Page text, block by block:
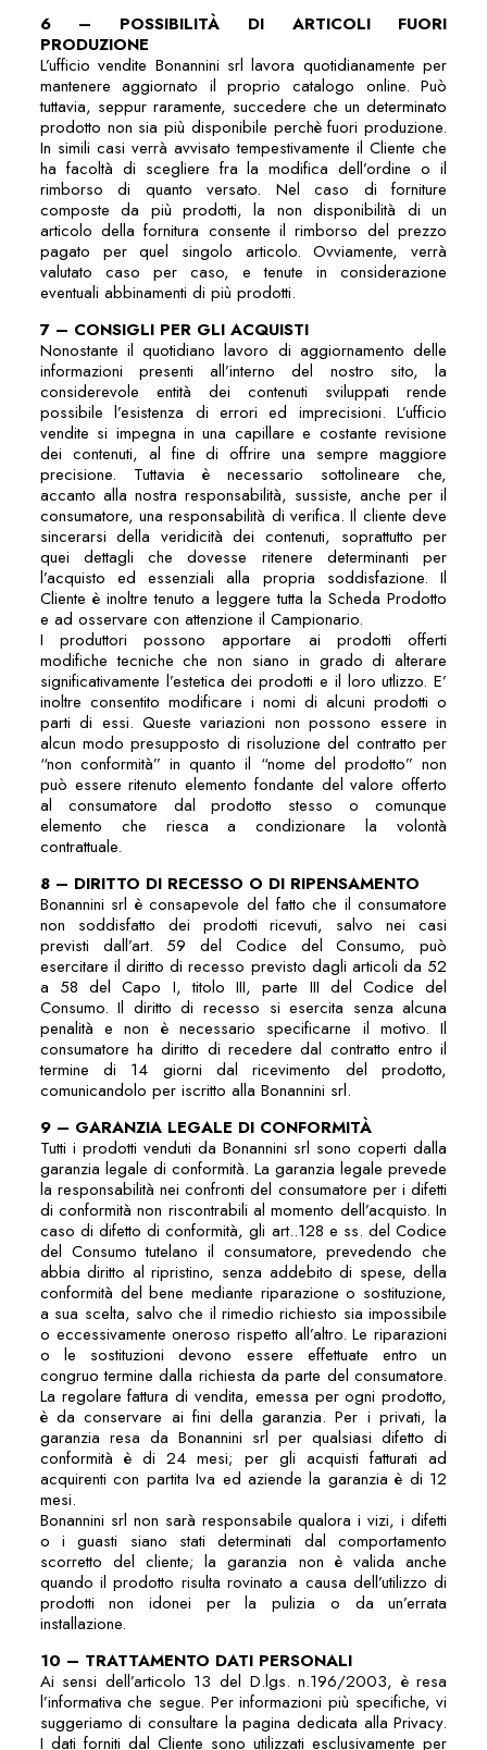
6 – POSSIBILITÀ DI ARTICOLI FUORI
PRODUZIONE
L’ufficio vendite Bonannini srl lavora quotidianamente per
mantenere aggiornato il proprio catalogo online. Può
tuttavia, seppur raramente, succedere che un determinato
prodotto non sia più disponibile perchè fuori produzione.
In simili casi verrà avvisato tempestivamente il Cliente che
ha facoltà di scegliere fra la modifica dell’ordine o il
rimborso di quanto versato. Nel caso di forniture
composte da più prodotti, la non disponibilità di un
articolo della fornitura consente il rimborso del prezzo
pagato per quel singolo articolo. Ovviamente, verrà
valutato caso per caso, e tenute in considerazione
eventuali abbinamenti di più prodotti.
7 – CONSIGLI PER GLI ACQUISTI
Nonostante il quotidiano lavoro di aggiornamento delle
informazioni presenti all’interno del nostro sito, la
considerevole entità dei contenuti sviluppati rende
possibile l’esistenza di errori ed imprecisioni. L’ufficio
vendite si impegna in una capillare e costante revisione
dei contenuti, al fine di offrire una sempre maggiore
precisione. Tuttavia è necessario sottolineare che,
accanto alla nostra responsabilità, sussiste, anche per il
consumatore, una responsabilità di verifica. Il cliente deve
sincerarsi della veridicità dei contenuti, soprattutto per
quei dettagli che dovesse ritenere determinanti per
l’acquisto ed essenziali alla propria soddisfazione. Il
Cliente è inoltre tenuto a leggere tutta la Scheda Prodotto
e ad osservare con attenzione il Campionario.
I produttori possono apportare ai prodotti offerti
modifiche tecniche che non siano in grado di alterare
significativamente l’estetica dei prodotti e il loro utlizzo. E’
inoltre consentito modificare i nomi di alcuni prodotti o
parti di essi. Queste variazioni non possono essere in
alcun modo presupposto di risoluzione del contratto per
“non conformità” in quanto il “nome del prodotto” non
può essere ritenuto elemento fondante del valore offerto
al consumatore dal prodotto stesso o comunque
elemento che riesca a condizionare la volontà
contrattuale.
8 – DIRITTO DI RECESSO O DI RIPENSAMENTO
Bonannini srl è consapevole del fatto che il consumatore
non soddisfatto dei prodotti ricevuti, salvo nei casi
previsti dall’art. 59 del Codice del Consumo, può
esercitare il diritto di recesso previsto dagli articoli da 52
a 58 del Capo I, titolo III, parte III del Codice del
Consumo. Il diritto di recesso si esercita senza alcuna
penalità e non è necessario specificarne il motivo. Il
consumatore ha diritto di recedere dal contratto entro il
termine di 14 giorni dal ricevimento del prodotto,
comunicandolo per iscritto alla Bonannini srl.
9 – GARANZIA LEGALE DI CONFORMITÀ
Tutti i prodotti venduti da Bonannini srl sono coperti dalla
garanzia legale di conformità. La garanzia legale prevede
la responsabilità nei confronti del consumatore per i difetti
di conformità non riscontrabili al momento dell’acquisto. In
caso di difetto di conformità, gli art..128 e ss. del Codice
del Consumo tutelano il consumatore, prevedendo che
abbia diritto al ripristino, senza addebito di spese, della
conformità del bene mediante riparazione o sostituzione,
a sua scelta, salvo che il rimedio richiesto sia impossibile
o eccessivamente oneroso rispetto all’altro. Le riparazioni
o le sostituzioni devono essere effettuate entro un
congruo termine dalla richiesta da parte del consumatore.
La regolare fattura di vendita, emessa per ogni prodotto,
è da conservare ai fini della garanzia. Per i privati, la
garanzia resa da Bonannini srl per qualsiasi difetto di
conformità è di 24 mesi; per gli acquisti fatturati ad
acquirenti con partita Iva ed aziende la garanzia è di 12
mesi.
Bonannini srl non sarà responsabile qualora i vizi, i difetti
o i guasti siano stati determinati dal comportamento
scorretto del cliente; la garanzia non è valida anche
quando il prodotto risulta rovinato a causa dell’utilizzo di
prodotti non idonei per la pulizia o da un’errata
installazione.
10 – TRATTAMENTO DATI PERSONALI
Ai sensi dell’articolo 13 del D.lgs. n.196/2003, è resa
l’informativa che segue. Per informazioni più specifiche, vi
suggeriamo di consultare la pagina dedicata alla Privacy.
I dati forniti dal Cliente sono utilizzati esclusivamente per